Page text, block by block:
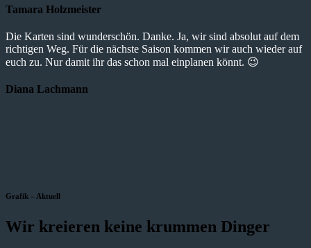
Tamara Holzmeister
Die Karten sind wunderschön. Danke. Ja, wir sind absolut auf dem
richtigen Weg. Für die nächste Saison kommen wir auch wieder auf
euch zu. Nur damit ihr das schon mal einplanen könnt. 😉
Diana Lachmann
Grafik – Aktuell
Wir kreieren keine krummen Dinger